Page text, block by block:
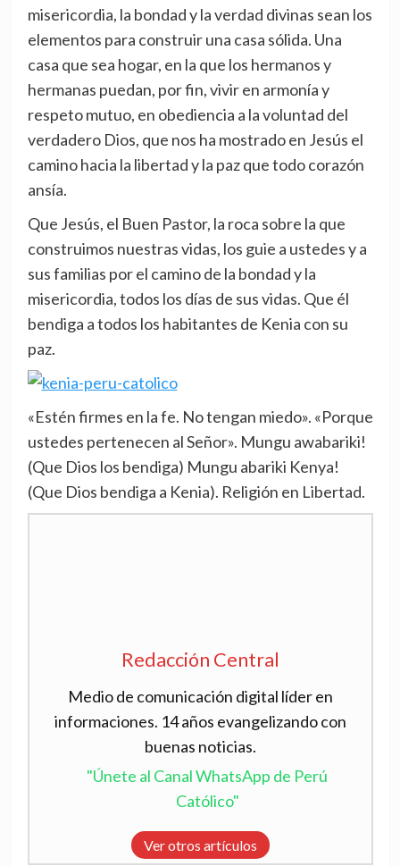
misericordia, la bondad y la verdad divinas sean los
elementos para construir una casa sólida. Una
casa que sea hogar, en la que los hermanos y
hermanas puedan, por fin, vivir en armonía y
respeto mutuo, en obediencia a la voluntad del
verdadero Dios, que nos ha mostrado en Jesús el
camino hacia la libertad y la paz que todo corazón
ansía.
Que Jesús, el Buen Pastor, la roca sobre la que
construimos nuestras vidas, los guie a ustedes y a
sus familias por el camino de la bondad y la
misericordia, todos los días de sus vidas. Que él
bendiga a todos los habitantes de Kenia con su
paz.
«Estén firmes en la fe. No tengan miedo». «Porque
ustedes pertenecen al Señor». Mungu awabariki!
(Que Dios los bendiga) Mungu abariki Kenya!
(Que Dios bendiga a Kenia). Religión en Libertad.
Redacción Central
Medio de comunicación digital líder en
informaciones. 14 años evangelizando con
buenas noticias.
"Únete al Canal WhatsApp de Perú
Católico"
Ver otros artículos